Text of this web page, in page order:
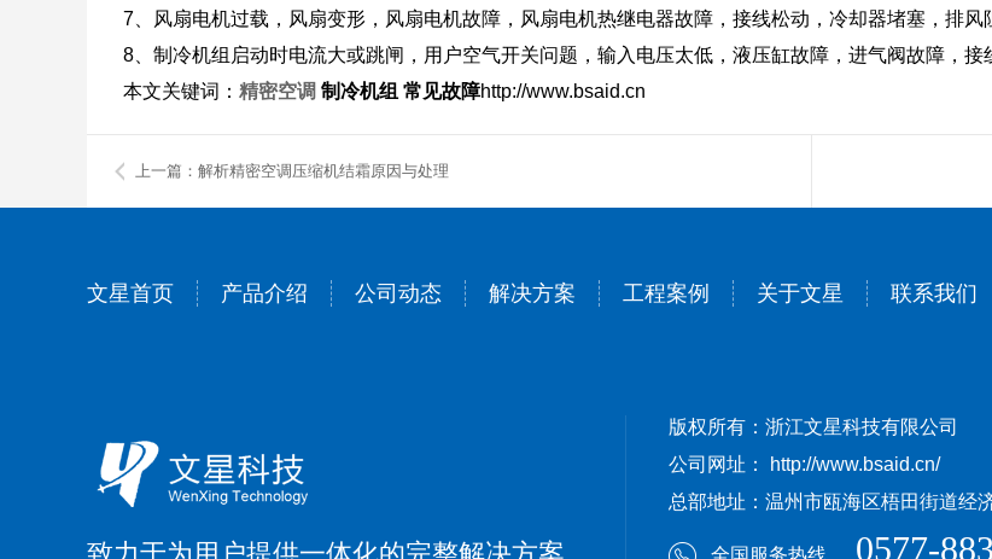
7、风扇电机过载，风扇变形，风扇电机故障，风扇电机热继电器故障，接线松动，冷却器堵塞，排风
8、制冷机组启动时电流大或跳闸，用户空气开关问题，输入电压太低，液压缸故障，进气阀故障，接
本文关键词： 精密空调 制冷机组 常见故障http://www.bsaid.cn
上一篇：解析精密空调压缩机结霜原因与处理
文星首页 产品介绍 公司动态 解决方案 工程案例 关于文星 联系我们
版权所有：浙江文星科技有限公司
公司网址： http://www.bsaid.cn/
总部地址：温州市瓯海区梧田街道经
全国服务热线 0577-